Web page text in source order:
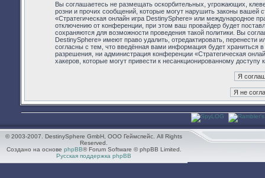
Вы соглашаетесь не размещать оскорбительных, угрожающих,
розни и прочих сообщений, которые могут нарушить законы вашей
«Стратегическая онлайн игра DestinySphere» или международное
отключению от конференции, при этом ваш провайдер будет
сохраняются для возможности проведения такой политики. Вы
DestinySphere» имеют право удалить, отредактировать,
согласны с тем, что введённая вами информация будет храниться
разрешения, ни администрация конференции «Стратегическая
хакеров, которые могут привести к несанкционированному доступу
© 2003-2007. DestinySphere GmbH, ООО Геймспейс. All Rights
Reserved.
Создано на основе phpBB® Forum Software © phpBB Limited.
Русская поддержка phpBB